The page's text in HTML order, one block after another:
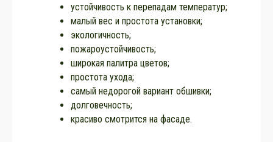
устойчивость к перепадам температур;
малый вес и простота установки;
экологичность;
пожароустойчивость;
широкая палитра цветов;
простота ухода;
самый недорогой вариант обшивки;
долговечность;
красиво смотрится на фасаде.